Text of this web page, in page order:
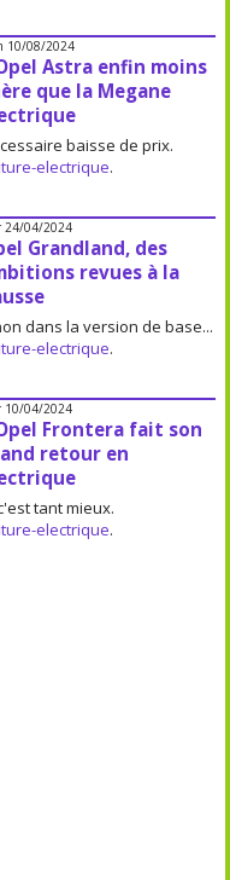
10/08/2024
Astra enfin moins
que la Megane
baisse de prix.
electrique.
24/04/2024
Grandland, des
revues à la
dans la version de base...
electrique.
10/04/2024
Frontera fait son
retour en
tant mieux.
electrique.